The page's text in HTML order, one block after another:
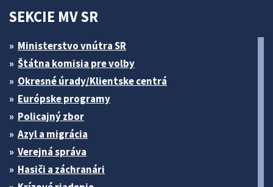
SEKCIE MV SR
Ministerstvo vnútra SR
Štátna komisia pre volby
Okresné úrady/Klientske centrá
Európske programy
Policajný zbor
Azyl a migrácia
Verejná správa
Hasiči a záchranári